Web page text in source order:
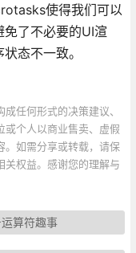
使得我们可以
了不必要的UI渲
态不一致。
任何形式的决策建议、
或个人以商业售卖、虚假
。如需分享或转载，请保
关权益。感谢您的理解与
算符趣事